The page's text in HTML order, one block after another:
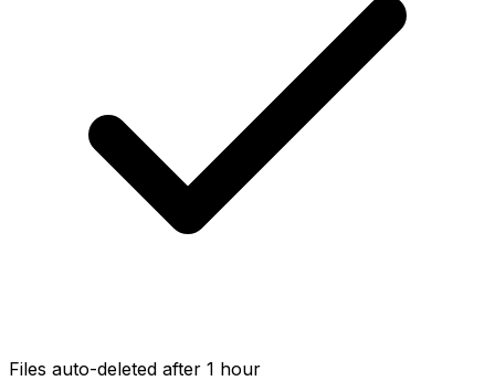
Files auto-deleted after 1 hour